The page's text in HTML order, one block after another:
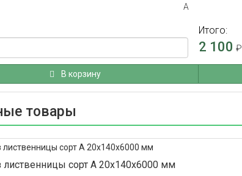
А
Итого:
2 100 ₽
В корзину
товары
лиственницы сорт А 20x140x6000 мм